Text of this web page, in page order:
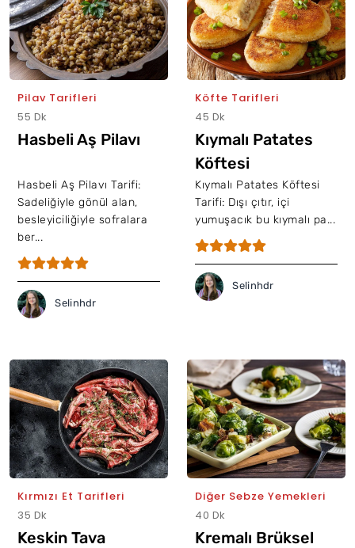
Pilav Tarifleri
55 Dk
Hasbeli Aş Pilavı
Hasbeli Aş Pilavı Tarifi:
Sadeliğiyle gönül alan,
besleyiciliğiyle sofralara
ber...
Selinhdr
Köfte Tarifleri
45 Dk
Kıymalı Patates
Köftesi
Kıymalı Patates Köftesi
Tarifi: Dışı çıtır, içi
yumuşacık bu kıymalı pa...
Selinhdr
Kırmızı Et Tarifleri
35 Dk
Keskin Tava
Diğer Sebze Yemekleri
40 Dk
Kremalı Brüksel